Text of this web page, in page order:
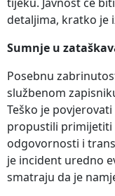
detaljima, kratko je
Sumnje u
Posebnu
službenom
Teško je
propustili primijetiti
odgovornosti i
je incident uredno
smatraju da je